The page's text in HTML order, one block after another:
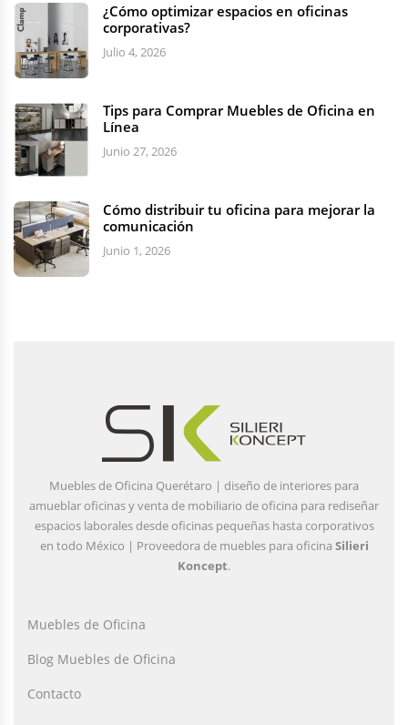
¿Cómo optimizar espacios en oficinas
corporativas?
Julio 4, 2026
Tips para Comprar Muebles de Oficina en
Línea
Junio 27, 2026
Cómo distribuir tu oficina para mejorar la
comunicación
Junio 1, 2026
Muebles de Oficina Querétaro | diseño de interiores para
amueblar oficinas y venta de mobiliario de oficina para rediseñar
espacios laborales desde oficinas pequeñas hasta corporativos
en todo México | Proveedora de muebles para oficina Silieri
Koncept.
Muebles de Oficina
Blog Muebles de Oficina
Contacto